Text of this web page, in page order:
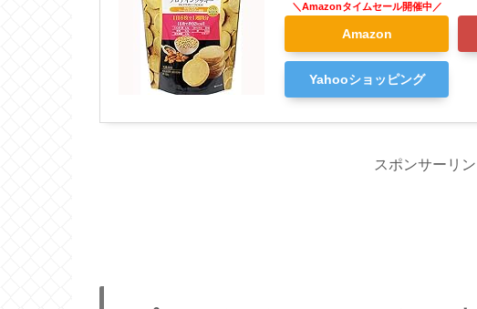
Amazon
Yahooショッピング
スポンサーリン